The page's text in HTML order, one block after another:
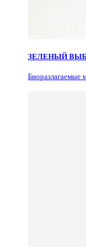
ЗЕЛЕНЫЙ
Биоразлагаемые